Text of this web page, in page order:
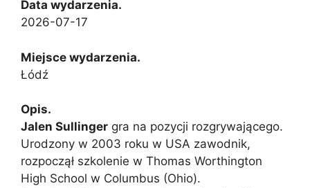
Data wydarzenia.
2026-07-17
Miejsce wydarzenia.
Łódź
Opis.
Jalen Sullinger gra na pozycji rozgrywającego.
Urodzony w 2003 roku w USA zawodnik,
rozpoczął szkolenie w Thomas Worthington
High School w Columbus (Ohio).